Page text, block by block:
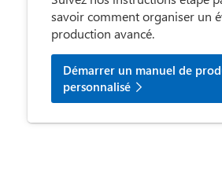
savoir comment organiser un
production avancé.
Démarrer un manuel de
personnalisé